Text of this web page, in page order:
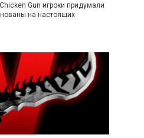
Gun игроки придумали
на настоящих